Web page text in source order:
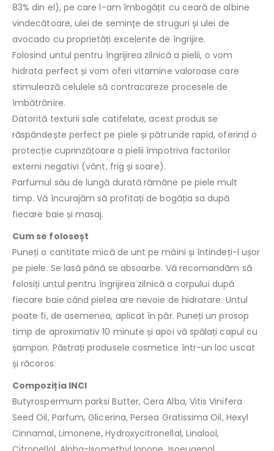
83% din el), pe care l-am îmbogățit cu ceară de albine
vindecătoare, ulei de semințe de struguri și ulei de
avocado cu proprietăți excelente de îngrijire.
Folosind untul pentru îngrijirea zilnică a pielii, o vom
hidrata perfect și vom oferi vitamine valoroase care
stimulează celulele să contracareze procesele de
îmbătrânire.
Datorită texturii sale catifelate, acest produs se
răspândește perfect pe piele și pătrunde rapid, oferind o
protecție cuprinzătoare a pielii împotriva factorilor
externi negativi (vânt, frig și soare).
Parfumul său de lungă durată rămâne pe piele mult
timp. Vă încurajăm să profitați de bogăția sa după
fiecare baie și masaj.
Cum se foloseșt
Puneți o cantitate mică de unt pe mâini și întindeți-l ușor
pe piele. Se lasă până se absoarbe. Vă recomandăm să
folosiți untul pentru îngrijirea zilnică a corpului după
fiecare baie când pielea are nevoie de hidratare. Untul
poate fi, de asemenea, aplicat în păr. Puneți un prosop
timp de aproximativ 10 minute și apoi vă spălați capul cu
șampon. Păstrați produsele cosmetice într-un loc uscat
și răcoros.
Compoziția INCI
Butyrospermum parksi Butter, Cera Alba, Vitis Vinifera
Seed Oil, Parfum, Glicerina, Persea Gratissima Oil, Hexyl
Cinnamal, Limonene, Hydroxycitronellal, Linalool,